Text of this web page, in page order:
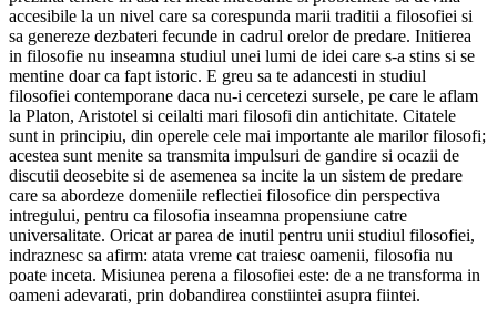
accesibile la un nivel care sa corespunda marii traditii a filosofiei si
sa genereze dezbateri fecunde in cadrul orelor de predare. Initierea
in filosofie nu inseamna studiul unei lumi de idei care s-a stins si se
mentine doar ca fapt istoric. E greu sa te adancesti in studiul
filosofiei contemporane daca nu-i cercetezi sursele, pe care le aflam
la Platon, Aristotel si ceilalti mari filosofi din antichitate. Citatele
sunt in principiu, din operele cele mai importante ale marilor filosofi;
acestea sunt menite sa transmita impulsuri de gandire si ocazii de
discutii deosebite si de asemenea sa incite la un sistem de predare
care sa abordeze domeniile reflectiei filosofice din perspectiva
intregului, pentru ca filosofia inseamna propensiune catre
universalitate. Oricat ar parea de inutil pentru unii studiul filosofiei,
indraznesc sa afirm: atata vreme cat traiesc oamenii, filosofia nu
poate inceta. Misiunea perena a filosofiei este: de a ne transforma in
oameni adevarati, prin dobandirea constiintei asupra fiintei.